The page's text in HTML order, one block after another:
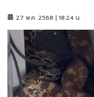
27 พ.ค. 2568 | 18:24 น.